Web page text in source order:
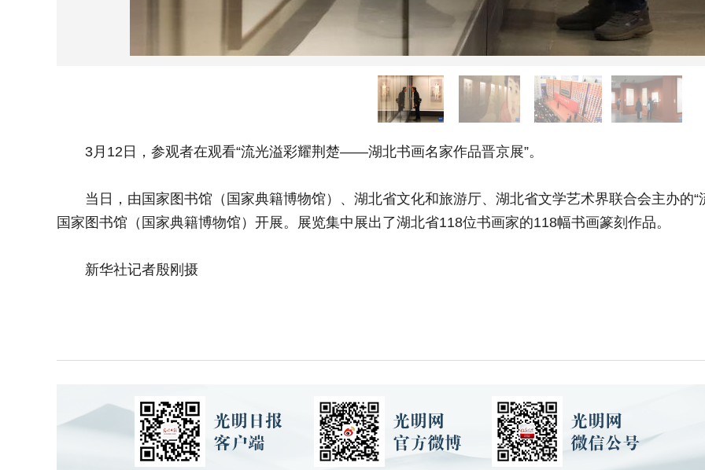
3月12日，参观者在观看“流光溢彩耀荆楚——湖北书画名家作品晋京展”。
当日，由国家图书馆（国家典籍博物馆）、湖北省文化和旅游厅、湖北省文学艺术界联合会主办的
国家图书馆（国家典籍博物馆）开展。展览集中展出了湖北省118位书画家的118幅书画篆刻作品。
新华社记者殷刚摄